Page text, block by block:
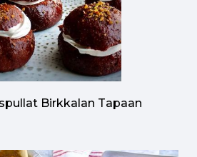
Birkkalan Tapaan